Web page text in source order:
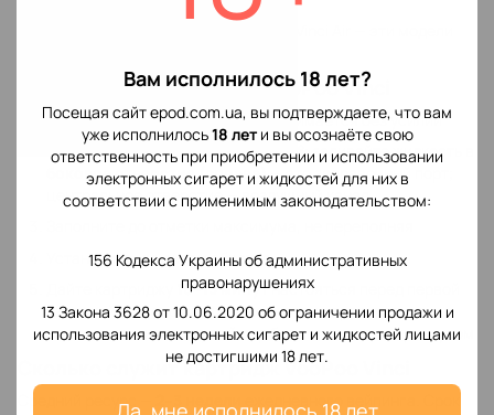
Вам исполнилось 18 лет?
Посещая сайт epod.com.ua, вы подтверждаете, что вам
уже исполнилось18 лети вы осознаёте свою
ответственность при приобретении и использовании
электронных сигарет и жидкостей для них в
соответствии с применимым законодательством:
156 Кодекса Украины об административных
правонарушениях
13 Закона 3628 от 10.06.2020 об ограничении продажи и
использования электронных сигарет и жидкостей лицами
не достигшими 18 лет.
Как заправить картридж VooPoo Vinci
Потяните мундштук вверх — он снимается без усилий
Наклоните картридж под углом 45°; заливайте жидкость в
боковое отверстие (справа)— это заправочный порт;
центральное отверстие — воздушный канал
Установите мундштук обратно
10–15 минутнастояться перед первой
затяжкой — хлопок должен полностью пропитаться
жидкостью, иначе первый пар будет с горелым привкусом
Сколько служит картридж VooPoo Vinci
Средний ресурс —
ежедневного вейпинга. Срок